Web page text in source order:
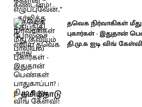
தவெக நிர்வாகிகள்
புகார்கள் - இதுதான்
தி.மு.க ஐடி விங்
தமிழ்நாடு